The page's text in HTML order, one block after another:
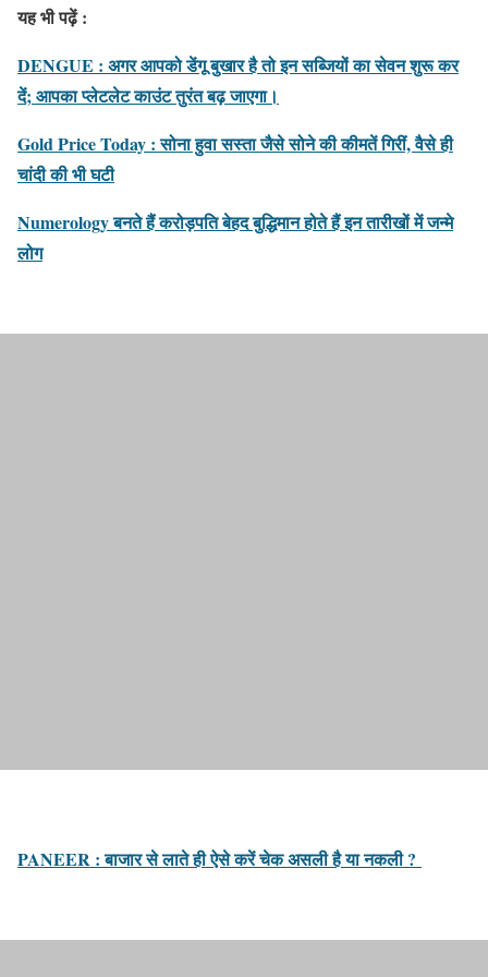
यह भी पढ़ें :
DENGUE : अगर आपको डेंगू बुखार है तो इन सब्जियों का सेवन शुरू कर
दें; आपका प्लेटलेट काउंट तुरंत बढ़ जाएगा।
Gold Price Today : सोना हुवा सस्ता जैसे सोने की कीमतें गिरीं, वैसे ही
चांदी की भी घटी
Numerology बनते हैं करोड़पति बेहद बुद्धिमान होते हैं इन तारीखों में जन्‍मे
लोग
PANEER : बाजार से लाते ही ऐसे करें चेक असली है या नकली ?